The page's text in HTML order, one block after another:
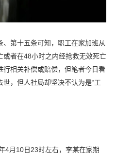
第十五条可知，职工在家加班从
或者在48小时之内经抢救无效死亡
行相关补偿或赔偿，但笔者今日看
，但人社局却坚决不认为是“工
4月10日23时左右，李某在家期